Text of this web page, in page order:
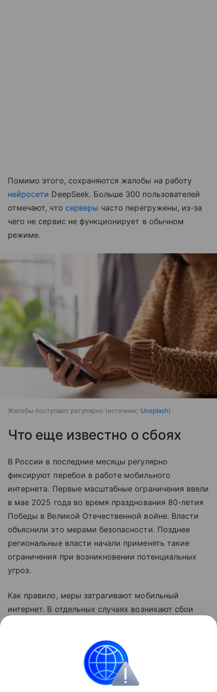
Помимо этого, сохраняются жалобы на работу
нейросети DeepSeek. Больше 300 пользователей
отмечают, что серверы часто перегружены, из-за
чего не сервис не функционирует в обычном
режиме.
Жалобы поступают регулярно источник: Unsplash
Что еще известно о сбоях
В России в последние месяцы регулярно
фиксируют перебои в работе мобильного
интернета. Первые масштабные ограничения ввели
в мае 2025 года во время празднования 80-летия
Победы в Великой Отечественной войне. Власти
объяснили это мерами безопасности. Позднее
региональные власти начали применять такие
ограничения при возникновении потенциальных
угроз.
Как правило, меры затрагивают мобильный
интернет. В отдельных случаях возникают сбои
Интернет Сбои